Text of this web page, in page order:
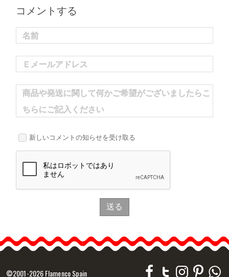
コメントする
名前
Ｅメールアドレス
商品や発送に関して何かご希望がございましたらこ
ちらにご記入ください
新しいコメントの知らせを受け取る
送る
©2001-2026 Flamenco Spain